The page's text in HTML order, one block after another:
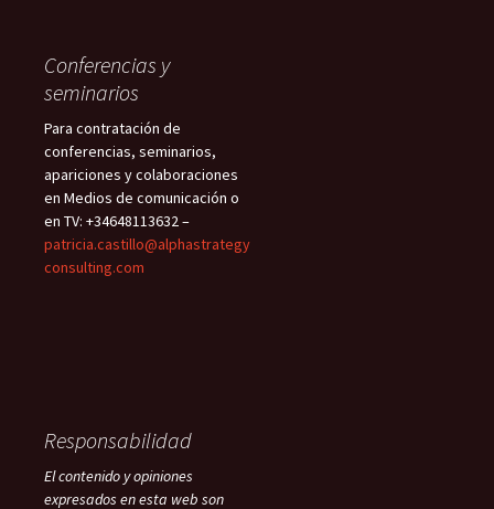
Conferencias y
seminarios
Para contratación de
conferencias, seminarios,
apariciones y colaboraciones
en Medios de comunicación o
en TV: +34648113632 –
patricia.castillo@alphastrategy
consulting.com
Responsabilidad
El contenido y opiniones
expresados en esta web son